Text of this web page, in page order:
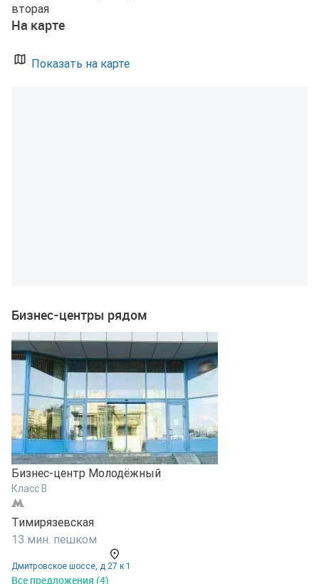
вторая
На карте
Показать на карте
Бизнес-центры рядом
Бизнес-центр Молодёжный
Класс B
Тимирязевская
13 мин. пешком
Дмитровское шоссе, д 27 к 1
Все предложения (4)